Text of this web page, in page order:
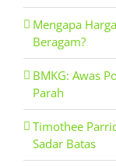
Mengapa
Beragam?
BMKG: Awas
Parah
Timothee
Sadar Batas